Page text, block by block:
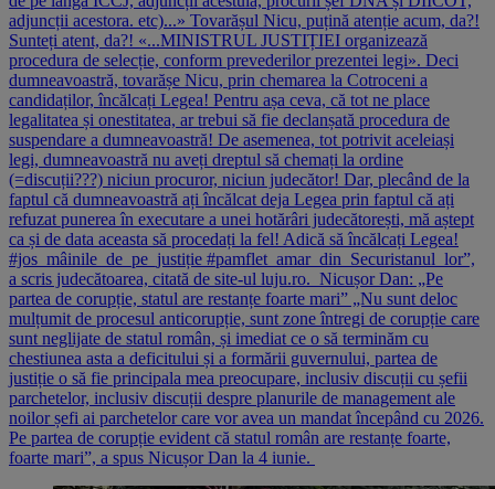
adjuncții acestora. etc)...» Tovarășul Nicu, puțină atenție acum, da?!
Sunteți atent, da?! «...MINISTRUL JUSTIȚIEI organizează
procedura de selecție, conform prevederilor prezentei legi». Deci
dumneavoastră, tovarășe Nicu, prin chemarea la Cotroceni a
candidaților, încălcați Legea! Pentru așa ceva, că tot ne place
legalitatea și onestitatea, ar trebui să fie declanșată procedura de
suspendare a dumneavoastră! De asemenea, tot potrivit aceleiași
legi, dumneavoastră nu aveți dreptul să chemați la ordine
(=discuții???) niciun procuror, niciun judecător! Dar, plecând de la
faptul că dumneavoastră ați încălcat deja Legea prin faptul că ați
refuzat punerea în executare a unei hotărâri judecătorești, mă aștept
ca și de data aceasta să procedați la fel! Adică să încălcați Legea!
#jos_mâinile_de_pe_justiție #pamflet_amar_din_Securistanul_lor”,
a scris judecătoarea, citată de site-ul luju.ro. Nicușor Dan: „Pe
partea de corupție, statul are restanțe foarte mari” „Nu sunt deloc
mulțumit de procesul anticorupție, sunt zone întregi de corupție care
sunt neglijate de statul român, și imediat ce o să terminăm cu
chestiunea asta a deficitului și a formării guvernului, partea de
justiție o să fie principala mea preocupare, inclusiv discuții cu șefii
parchetelor, inclusiv discuții despre planurile de management ale
noilor șefi ai parchetelor care vor avea un mandat începând cu 2026.
Pe partea de corupție evident că statul român are restanțe foarte,
foarte mari”, a spus Nicușor Dan la 4 iunie.